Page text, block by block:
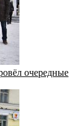
очередные